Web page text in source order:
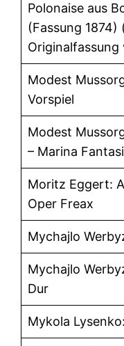
Polonaise aus
(Fassung
Originalfassung
Modest
Vorspiel
Modest
– Marina
Moritz Eggert:
Oper Freax
Mychajlo
Mychajlo
Dur
Mykola